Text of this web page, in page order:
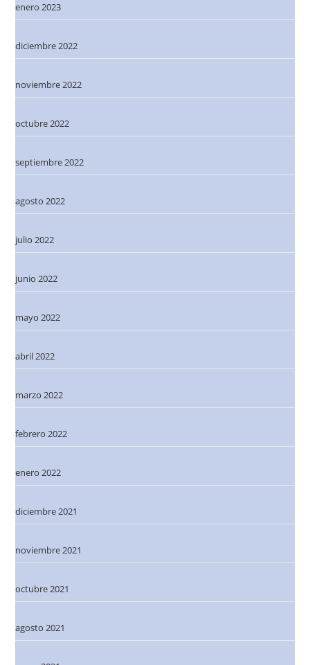
enero 2023
diciembre 2022
noviembre 2022
octubre 2022
septiembre 2022
agosto 2022
julio 2022
junio 2022
mayo 2022
abril 2022
marzo 2022
febrero 2022
enero 2022
diciembre 2021
noviembre 2021
octubre 2021
agosto 2021